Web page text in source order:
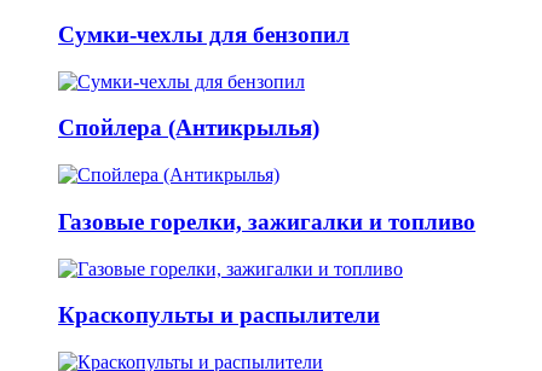
Сумки-чехлы для бензопил
Спойлера (Антикрылья)
Газовые горелки, зажигалки и топливо
Краскопульты и распылители